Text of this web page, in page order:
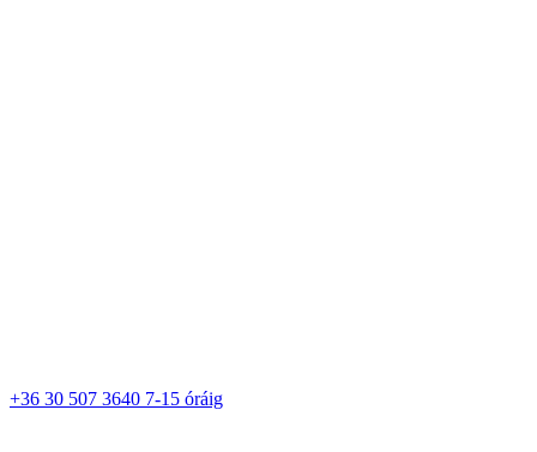
+36 30 507 3640 7-15 óráig